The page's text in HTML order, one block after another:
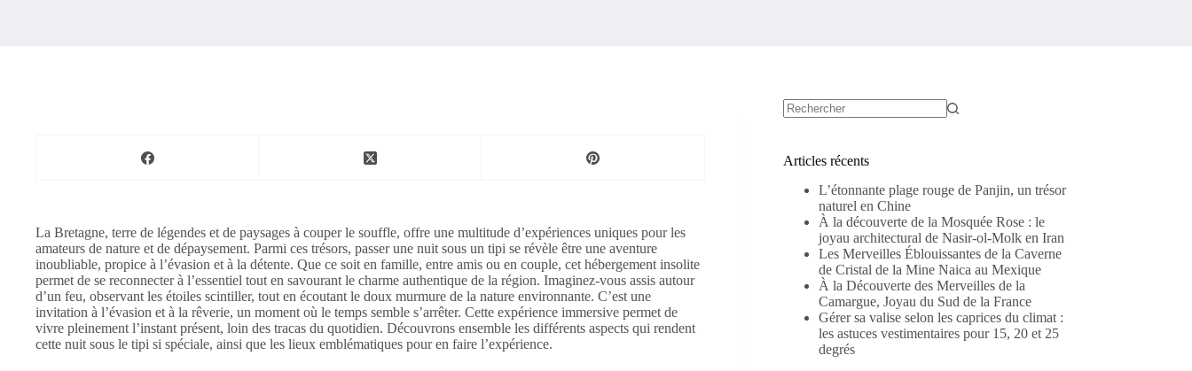
La Bretagne, terre de légendes et de paysages à couper le souffle, offre une multitude d’expériences uniques pour les
amateurs de nature et de dépaysement. Parmi ces trésors, passer une nuit sous un tipi se révèle être une aventure
inoubliable, propice à l’évasion et à la détente. Que ce soit en famille, entre amis ou en couple, cet hébergement insolite
permet de se reconnecter à l’essentiel tout en savourant le charme authentique de la région. Imaginez-vous assis autour
d’un feu, observant les étoiles scintiller, tout en écoutant le doux murmure de la nature environnante. C’est une
invitation à l’évasion et à la rêverie, un moment où le temps semble s’arrêter. Cette expérience immersive permet de
vivre pleinement l’instant présent, loin des tracas du quotidien. Découvrons ensemble les différents aspects qui rendent
cette nuit sous le tipi si spéciale, ainsi que les lieux emblématiques pour en faire l’expérience.
Articles récents
L’étonnante plage rouge de Panjin, un trésor
naturel en Chine
À la découverte de la Mosquée Rose : le
joyau architectural de Nasir-ol-Molk en Iran
Les Merveilles Éblouissantes de la Caverne
de Cristal de la Mine Naica au Mexique
À la Découverte des Merveilles de la
Camargue, Joyau du Sud de la France
Gérer sa valise selon les caprices du climat :
les astuces vestimentaires pour 15, 20 et 25
degrés